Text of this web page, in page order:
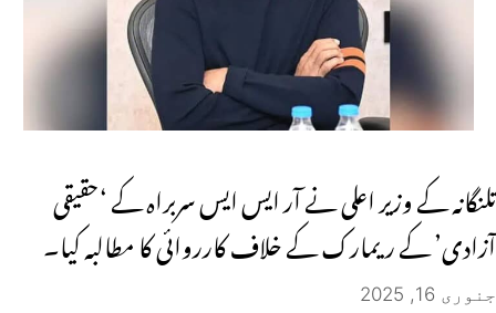
تلنگانہ کے وزیر اعلی نے آر ایس ایس سربراہ کے ‘حقیقی
آزادی’ کے ریمارک کے خلاف کارروائی کا مطالبہ کیا۔
جنوری 16, 2025